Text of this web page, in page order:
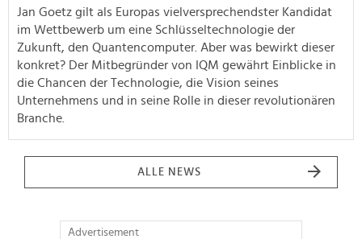
Jan Goetz gilt als Europas vielversprechendster Kandidat
im Wettbewerb um eine Schlüsseltechnologie der
Zukunft, den Quantencomputer. Aber was bewirkt dieser
konkret? Der Mitbegründer von IQM gewährt Einblicke in
die Chancen der Technologie, die Vision seines
Unternehmens und in seine Rolle in dieser revolutionären
Branche.
ALLE NEWS
Advertisement